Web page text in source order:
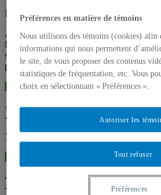
Non classé
À propos de ComSanté Description et
Équipe de coordination Partenaires
signées ComSanté Projets réalisés
publications de nos membres
Lire la suite...
Vidéos produits par
Vidéos
Lire la suite...
Télé-santé & Internet
Préférences en matière de témoins
Nous utilisons des témoins (cookies) afin
informations qui nous permettent
le site, de vous proposer des contenus
statistiques de fréquentation, etc. Vous
choix en sélectionnant « Préférences ».
Tout refuser
Autoriser les
Préférences